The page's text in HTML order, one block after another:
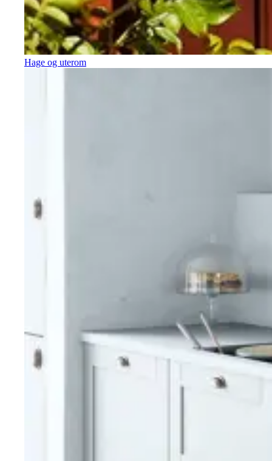
Hage og uterom